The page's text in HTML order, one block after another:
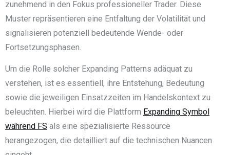
zunehmend in den Fokus professioneller Trader. Diese
Muster repräsentieren eine Entfaltung der Volatilität und
signalisieren potenziell bedeutende Wende- oder
Fortsetzungsphasen.
Um die Rolle solcher Expanding Patterns adäquat zu
verstehen, ist es essentiell, ihre Entstehung, Bedeutung
sowie die jeweiligen Einsatzzeiten im Handelskontext zu
beleuchten. Hierbei wird die Plattform Expanding Symbol
während FS als eine spezialisierte Ressource
herangezogen, die detailliert auf die technischen Nuancen